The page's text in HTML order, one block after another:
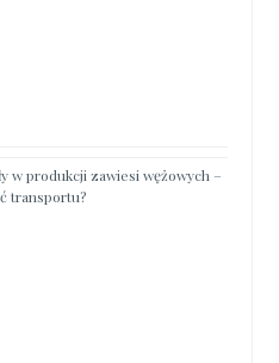
w produkcji zawiesi wężowych –
transportu?